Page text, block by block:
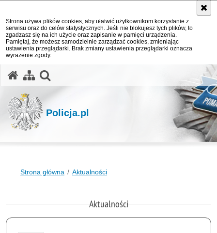
Strona używa plików cookies, aby ułatwić użytkownikom korzystanie z
serwisu oraz do celów statystycznych. Jeśli nie blokujesz tych plików, to
zgadzasz się na ich użycie oraz zapisanie w pamięci urządzenia.
Pamiętaj, że możesz samodzielnie zarządzać cookies, zmieniając
ustawienia przeglądarki. Brak zmiany ustawienia przeglądarki oznacza
wyrażenie zgody.
Policja.pl
Strona główna Aktualności
Aktualności